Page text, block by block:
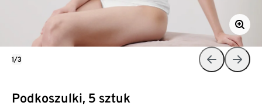
Podkoszulki, 5 sztuk
1/3